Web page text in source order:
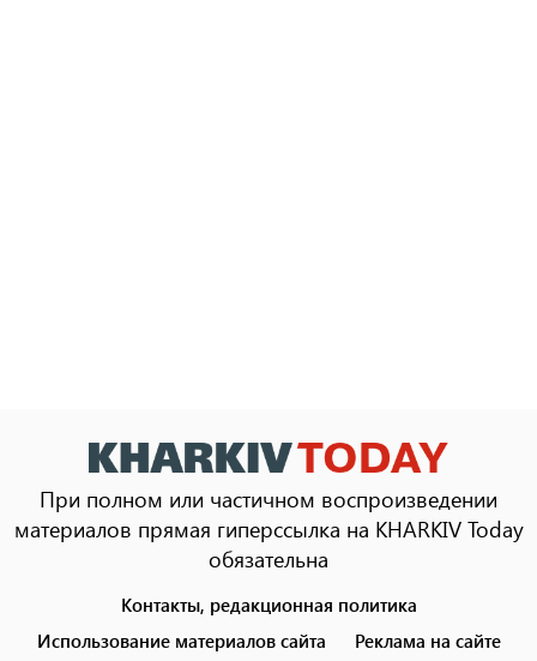
При полном или частичном воспроизведении
материалов прямая гиперссылка на KHARKIV Today
обязательна
menu
Контакты, редакционная политика
Использование материалов сайта
Реклама на сайте